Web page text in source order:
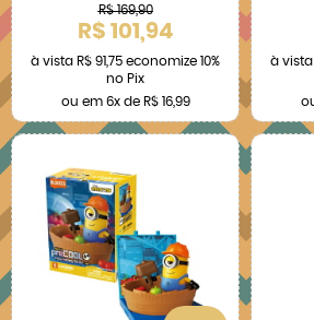
R$ 169,90
R$ 101,94
à vista R$ 91,75 economize 10%
no Pix
ou em 6xde R$ 16,99
à vista